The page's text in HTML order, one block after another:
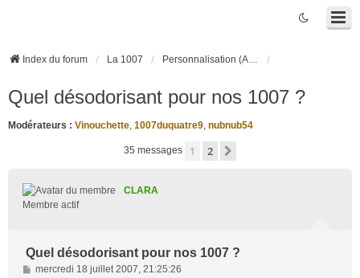
Index du forum La 1007 Personnalisation (Accessoires, Tuning, ...)
Quel désodorisant pour nos 1007 ?
Modérateurs : Vinouchette, 1007duquatre9, nubnub54
35 messages 1 2
CLARA
Membre actif
Quel désodorisant pour nos 1007 ?
M
mercredi 18 juillet 2007, 21:25:26